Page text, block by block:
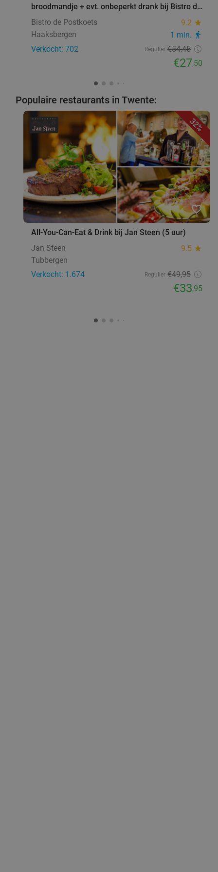
broodmandje + evt. onbeperkt drank bij Bistro de
Postkoets
Bistro de Postkoets 9.2 star
Haaksbergen 1 min. directions_walk
Verkocht: 702 Regulier €54,45
€27,50
Populaire restaurants in Twente:
32%
favorite_border
All-You-Can-Eat & Drink bij Jan Steen (5 uur)
Jan Steen
9.5 star
Tubbergen
Verkocht: 1.674
Regulier €49,95
€33,95